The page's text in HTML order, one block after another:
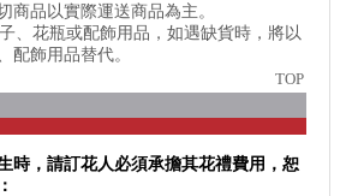
商品以實際運送商品為主。
、花瓶或配飾用品，如遇缺貨時，將以
配飾用品替代。
TOP
時，請訂花人必須承擔其花禮費用，恕